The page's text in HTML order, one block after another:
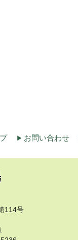
お問い合わせ
114号